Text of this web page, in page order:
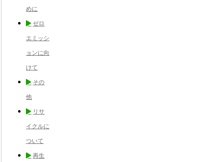
めに
ゼロ
エミッシ
ョンに向
けて
その
他
リサ
イクルに
ついて
再生